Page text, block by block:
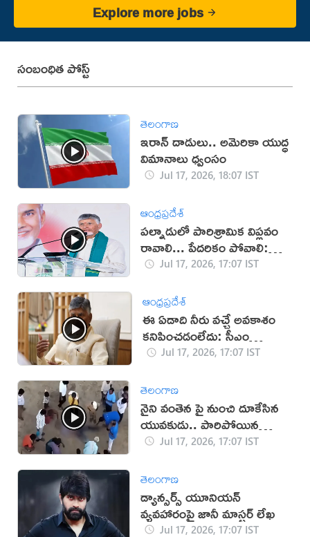
Explore more jobs
సంబంధిత పోస్ట్
తెలంగాణ
ఇరాన్‌ దాడులు.. అమెరికా యుద్ధ
విమానాలు ధ్వంసం
Jul 17, 2026, 18:07 IST
ఆంధ్రప్రదేశ్
పల్నాడులో పారిశ్రామిక విప్లవం
రావాలి... పేదరికం పోవాలి:
చంద్రబాబు
Jul 17, 2026, 17:07 IST
ఆంధ్రప్రదేశ్
ఈ ఏడాది నీరు వచ్చే అవకాశం
కనిపించడంలేదు: సీఎం
చంద్రబాబు
Jul 17, 2026, 17:07 IST
తెలంగాణ
నైని వంతెన పై నుంచి దూకేసిన
యువకుడు.. పారిపోయిన
యువతి!
Jul 17, 2026, 17:07 IST
తెలంగాణ
డ్యాన్సర్స్ యూనియన్
వ్యవహారంపై జానీ మాస్టర్ లేఖ
Jul 17, 2026, 17:07 IST